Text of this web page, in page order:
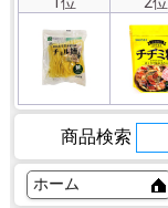
商品検索
ホーム